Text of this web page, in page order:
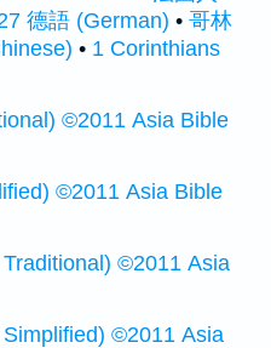
德語 (German) • 哥林
• 1 Corinthians
©2011 Asia Bible
©2011 Asia Bible
©2011 Asia
©2011 Asia